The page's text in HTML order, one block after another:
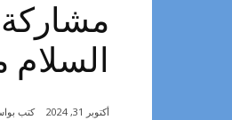
السلام
أكتوبر 31, 2024 كتب